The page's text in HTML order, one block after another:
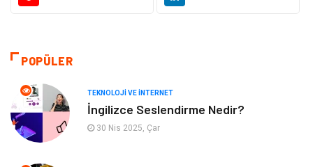
Otomotiv
Tanıtıcı Reklam Güzellik & Bakım
Giyim
Mobilya
POPÜLER
TEKNOLOJI VE İNTERNET
İngilizce Seslendirme Nedir?
30 Nis 2025, Çar